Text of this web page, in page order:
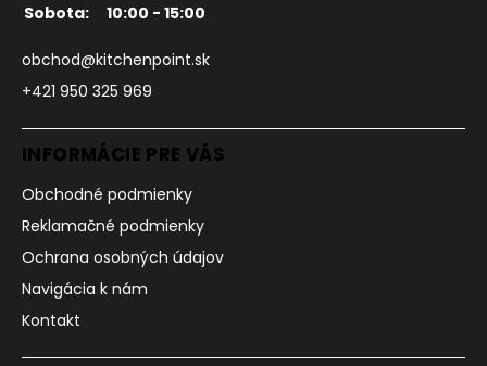
Sobota:
10:00 - 15:00
obchod@kitchenpoint.sk
+421 950 325 969
INFORMÁCIE PRE VÁS
Obchodné podmienky
Reklamačné podmienky
Ochrana osobných údajov
Navigácia k nám
Kontakt